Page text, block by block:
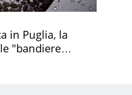
in Puglia, la
"bandiere